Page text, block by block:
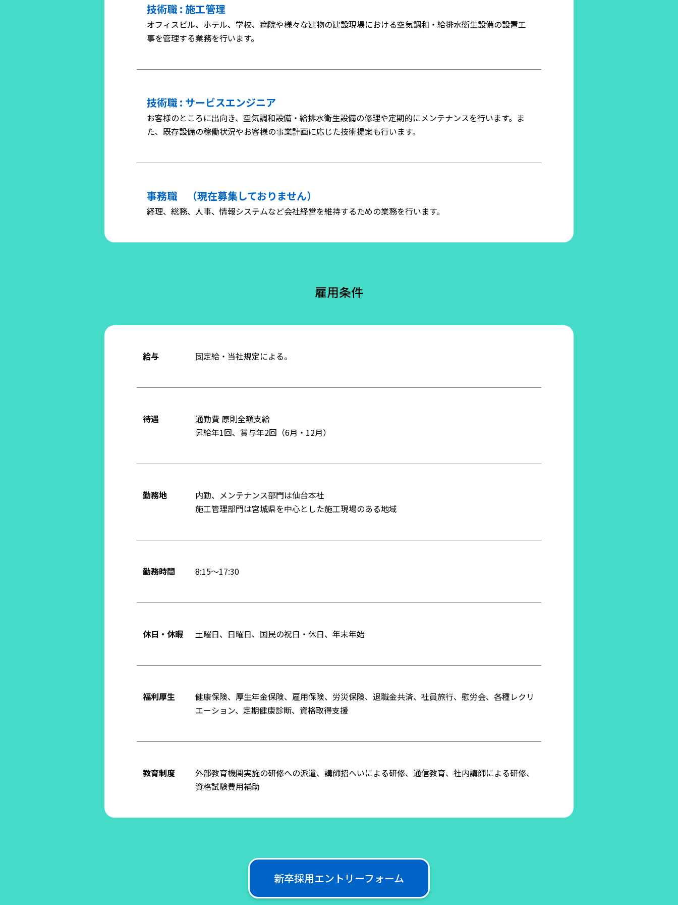
技術職 : 施工管理
オフィスビル、ホテル、学校、病院や様々な建物の建設現場における空気調和・給排水衛生設備の設置工
事を管理する業務を行います。
技術職 : サービスエンジニア
お客様のところに出向き、空気調和設備・給排水衛生設備の修理や定期的にメンテナンスを行います。ま
た、既存設備の稼働状況やお客様の事業計画に応じた技術提案も行います。
事務職 （現在募集しておりません）
経理、総務、人事、情報システムなど会社経営を維持するための業務を行います。
雇用条件
給与 固定給・当社規定による。
待遇
通勤費 原則全額支給
昇給年1回、賞与年2回（6月・12月）
勤務地
内勤、メンテナンス部門は仙台本社
施工管理部門は宮城県を中心とした施工現場のある地域
勤務時間 8:15〜17:30
休日・休暇 土曜日、日曜日、国民の祝日・休日、年末年始
福利厚生
健康保険、厚生年金保険、雇用保険、労災保険、退職金共済、社員旅行、慰労会、各種レクリ
エーション、定期健康診断、資格取得支援
教育制度
外部教育機関実施の研修への派遣、講師招へいによる研修、通信教育、社内講師による研修、
資格試験費用補助
新卒採用エントリーフォーム